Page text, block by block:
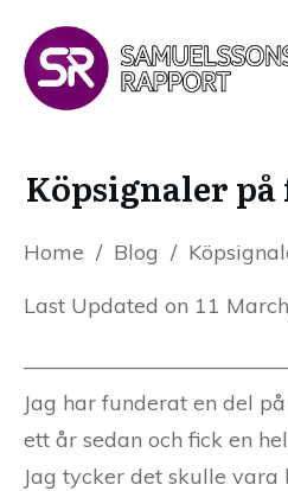
Köpsignaler
Home / Blog /
Last Updated on 11
Jag har funderat en del
ett år sedan och fick en
Jag tycker det skulle